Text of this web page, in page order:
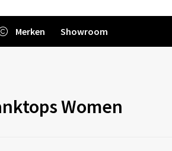
Merken Showroom
Women